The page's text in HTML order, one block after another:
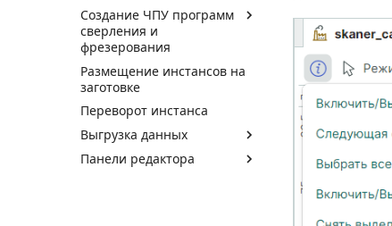
Создание ЧПУ программ
сверления и
фрезерования
Размещение инстансов на
заготовке
Переворот инстанса
Выгрузка данных
Панели редактора